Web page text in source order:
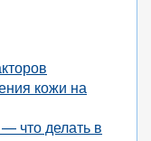
кожи на
что делать в